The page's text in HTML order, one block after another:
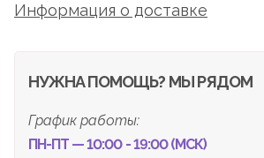
Информация о доставке
НУЖНА ПОМОЩЬ? МЫ РЯДОМ
График работы:
ПН-ПТ — 10:00 - 19:00 (МСК)